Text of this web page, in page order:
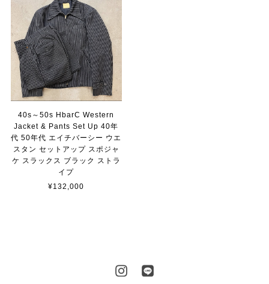
40s～50s HbarC Western
Jacket & Pants Set Up 40年
代 50年代 エイチバーシー ウエ
スタン セットアップ スポジャ
ケ スラックス ブラック ストラ
イプ
¥132,000